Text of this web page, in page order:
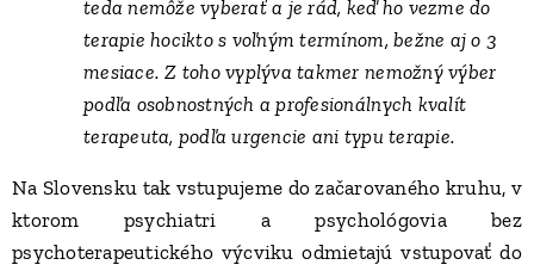
teda nemôže vyberať a je rád, keď ho vezme do
terapie hocikto s voľným termínom, bežne aj o 3
mesiace. Z toho vyplýva takmer nemožný výber
podľa osobnostných a profesionálnych kvalít
terapeuta, podľa urgencie ani typu terapie.
Na Slovensku tak vstupujeme do začarovaného kruhu, v
ktorom psychiatri a psychológovia bez
psychoterapeutického výcviku odmietajú vstupovať do